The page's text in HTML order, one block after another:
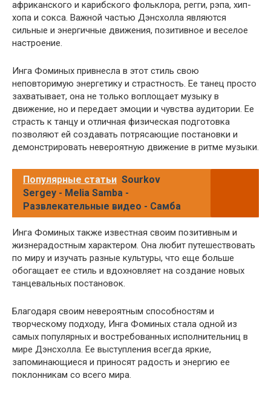
африканского и карибского фольклора, регги, рэпа, хип-
хопа и сокса. Важной частью Дэнсхолла являются
сильные и энергичные движения, позитивное и веселое
настроение.
Инга Фоминых привнесла в этот стиль свою
неповторимую энергетику и страстность. Ее танец просто
захватывает, она не только воплощает музыку в
движение, но и передает эмоции и чувства аудитории. Ее
страсть к танцу и отличная физическая подготовка
позволяют ей создавать потрясающие постановки и
демонстрировать невероятную движение в ритме музыки.
Популярные статьи Sourkov
Sergey - Melia Samba -
Развлекательные видео - Самба
Инга Фоминых также известная своим позитивным и
жизнерадостным характером. Она любит путешествовать
по миру и изучать разные культуры, что еще больше
обогащает ее стиль и вдохновляет на создание новых
танцевальных постановок.
Благодаря своим невероятным способностям и
творческому подходу, Инга Фоминых стала одной из
самых популярных и востребованных исполнительниц в
мире Дэнсхолла. Ее выступления всегда яркие,
запоминающиеся и приносят радость и энергию ее
поклонникам со всего мира.